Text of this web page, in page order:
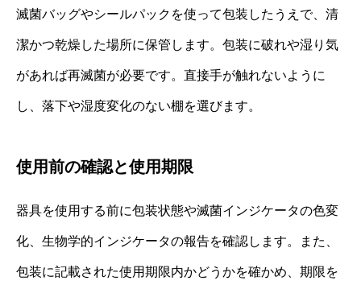
滅菌バッグやシールパックを使って包装したうえで、清
潔かつ乾燥した場所に保管します。包装に破れや湿り気
があれば再滅菌が必要です。直接手が触れないように
し、落下や湿度変化のない棚を選びます。
使用前の確認と使用期限
器具を使用する前に包装状態や滅菌インジケータの色変
化、生物学的インジケータの報告を確認します。また、
包装に記載された使用期限内かどうかを確かめ、期限を